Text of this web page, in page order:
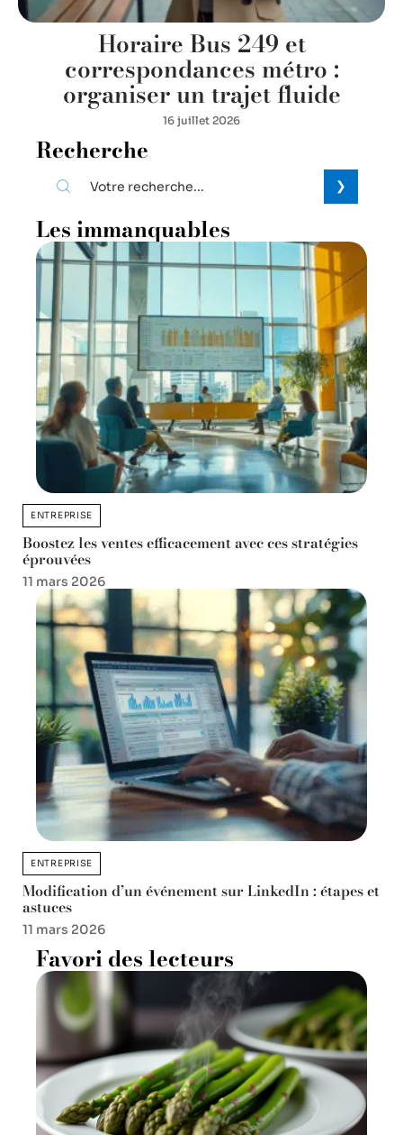
Horaire Bus 249 et
correspondances métro :
organiser un trajet fluide
16 juillet 2026
Recherche
Les immanquables
ENTREPRISE
Boostez les ventes efficacement avec ces stratégies
éprouvées
11 mars 2026
ENTREPRISE
Modification d’un événement sur LinkedIn : étapes et
astuces
11 mars 2026
Favori des lecteurs